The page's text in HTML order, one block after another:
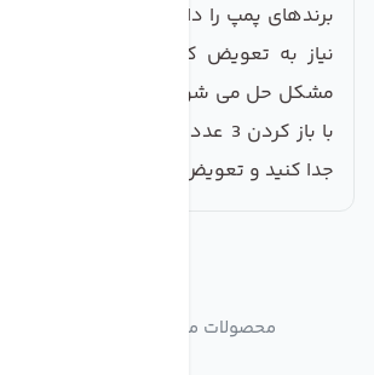
برندهای پمپ را دارند. در هنگام خرابی
نیاز به تعویض کل پمپ نیست و با
مشکل حل می شود. تعویض هد پمپ
با باز کردن 3 عدد پیچ روی هد پمپ،
جدا کنید و تعویض کنید.
محصولات مشابه سری پمپ دستگاه